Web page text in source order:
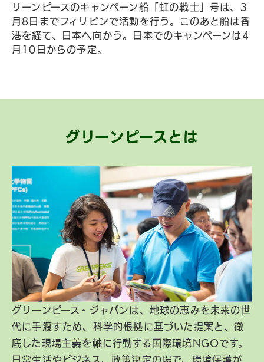
リーンピースのキャンペーン船「虹の戦士」号は、3
月8日までフィリピンで活動を行う。このあと船は香
港を経て、日本へ向かう。日本でのキャンペーンは4
月10日からの予定。
グリーンピースとは
グリーンピース・ジャパンは、地球の恵みを未来の世
代に手渡すため、科学的根拠に基づいた提案と、徹
底した現場主義を軸に行動する国際環境NGOです。
日常生活やビジネス、政策決定の場で、環境保護が